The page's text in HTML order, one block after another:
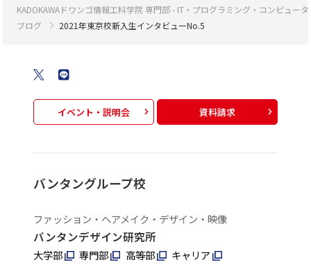
KADOKAWAドワンゴ情報工科学院 専門部 - IT・プログラミング・コンピュー
ブログ
2021年東京校新入生インタビューNo.5
イベント・説明会 資料請求
バンタングループ校
ファッション・ヘアメイク・デザイン・映像
バンタンデザイン研究所
大学部 専門部 高等部
キャリア